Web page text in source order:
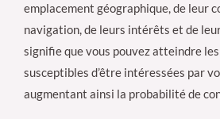
emplacement géographique, de leur
navigation, de leurs intérêts et de
signifie que vous pouvez atteindre
susceptibles d’être intéressées par
augmentant ainsi la probabilité de